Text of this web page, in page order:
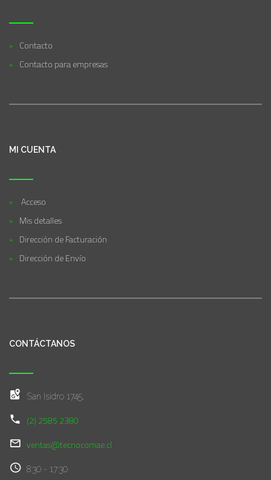
Contacto
Contacto para empresas
MI CUENTA
Acceso
Mis detalles
Dirección de Facturación
Dirección de Envío
CONTÁCTANOS
San Isidro 1745,
(2) 2585 2380
ventas@tecnocomae.cl
8:30 - 17:30